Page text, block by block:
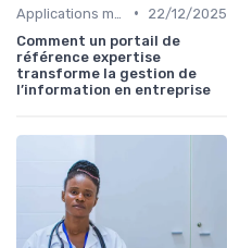
•
22/12/2025
Comment un portail de
référence expertise
transforme la gestion de
l’information en entreprise